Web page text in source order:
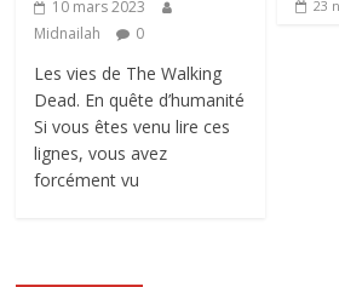
10 mars 2023
Midnailah
0
Les vies de The Walking
Dead. En quête d’humanité
Si vous êtes venu lire ces
lignes, vous avez
forcément vu
23